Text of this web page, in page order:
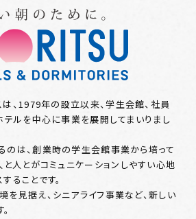
、1979年の設立以来、学生会館、社員
テルを中心に事業を展開してまいりまし
のは、創業時の学生会館事業から培って
と人とがコミュニケーションしやすい心地
ることです。
見据え、シニアライフ事業など、新しい